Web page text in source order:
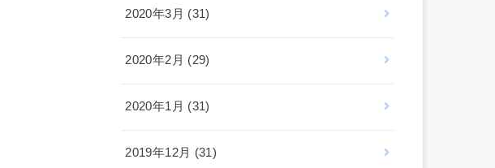
2020年3月 (31)
2020年2月 (29)
2020年1月 (31)
2019年12月 (31)